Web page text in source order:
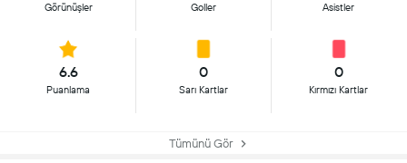
Görünüşler Goller Asistler
6.6
Puanlama
0
Sarı Kartlar
0
Kırmızı Kartlar
Tümünü Gör